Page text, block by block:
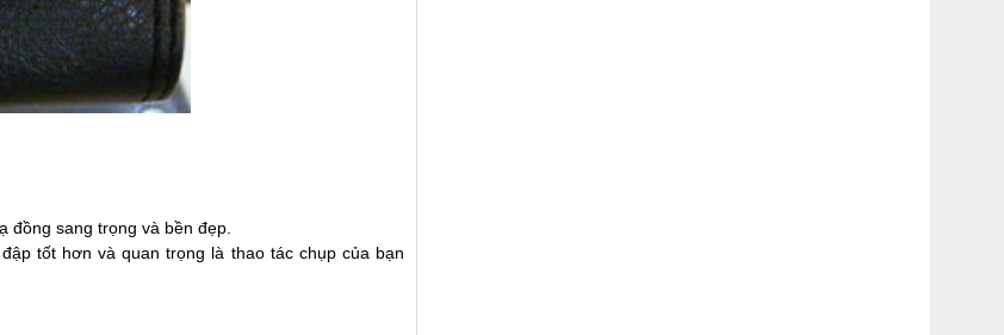
đồng sang trọng và bền đẹp.
tốt hơn và quan trọng là thao tác chụp của bạn